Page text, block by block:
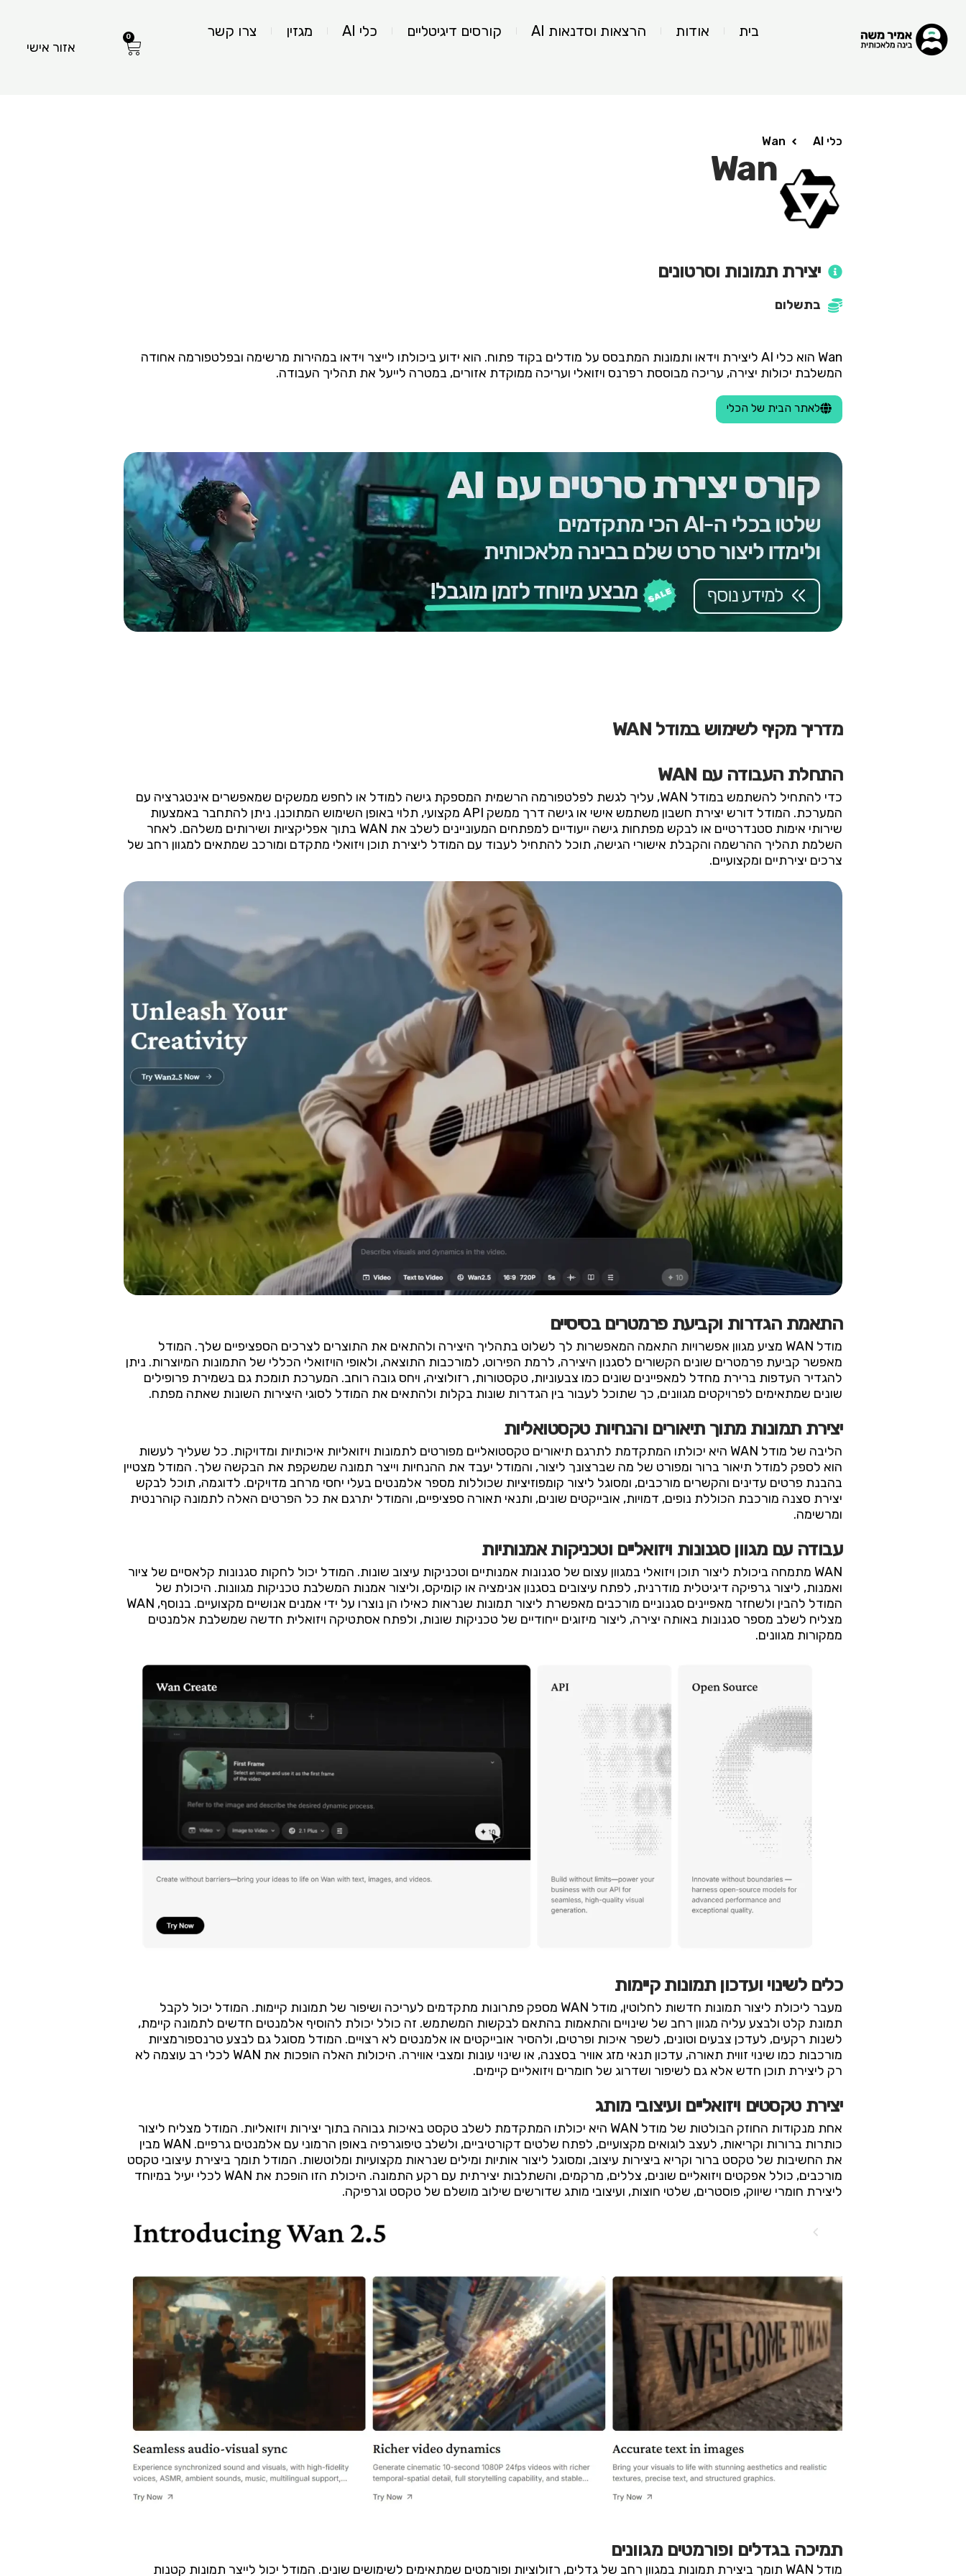
בית אודות הרצאות וסדנאות AI קורסים דיגיטליים כלי AI מגזין צרו קשר 0עגלת אזור אישי
כלי AI Wan
Wan
יצירת תמונות וסרטונים
בתשלום
Wan הוא כלי AI ליצירת וידאו ותמונות המתבסס על מודלים בקוד פתוח. הוא ידוע ביכולתו לייצר וידאו במהירות מרשימה ובפלטפורמה אחודה
המשלבת יכולות יצירה, עריכה מבוססת רפרנס ויזואלי ועריכה ממוקדת אזורים, במטרה לייעל את תהליך העבודה.
לאתר הבית של הכלי
מדריך מקיף לשימוש במודל WAN
התחלת העבודה עם WAN
כדי להתחיל להשתמש במודל WAN, עליך לגשת לפלטפורמה הרשמית המספקת גישה למודל או לחפש ממשקים שמאפשרים אינטגרציה עם
המערכת. המודל דורש יצירת חשבון משתמש אישי או גישה דרך ממשק API מקצועי, תלוי באופן השימוש המתוכנן. ניתן להתחבר באמצעות
שירותי אימות סטנדרטיים או לבקש מפתחות גישה ייעודיים למפתחים המעוניינים לשלב את WAN בתוך אפליקציות ושירותים משלהם. לאחר
השלמת תהליך ההרשמה והקבלת אישורי הגישה, תוכל להתחיל לעבוד עם המודל ליצירת תוכן ויזואלי מתקדם ומורכב שמתאים למגוון רחב של
צרכים יצירתיים ומקצועיים.
התאמת הגדרות וקביעת פרמטרים בסיסיים
מודל WAN מציע מגוון אפשרויות התאמה המאפשרות לך לשלוט בתהליך היצירה ולהתאים את התוצרים לצרכים הספציפיים שלך. המודל
מאפשר קביעת פרמטרים שונים הקשורים לסגנון היצירה, לרמת הפירוט, למורכבות התוצאה, ולאופי הויזואלי הכללי של התמונות המיוצרות. ניתן
להגדיר העדפות ברירת מחדל למאפיינים שונים כמו צבעוניות, טקסטורות, רזולוציה, ויחס גובה רוחב. המערכת תומכת גם בשמירת פרופילים
שונים שמתאימים לפרויקטים מגוונים, כך שתוכל לעבור בין הגדרות שונות בקלות ולהתאים את המודל לסוגי היצירות השונות שאתה מפתח.
יצירת תמונות מתוך תיאורים והנחיות טקסטואליות
הליבה של מודל WAN היא יכולתו המתקדמת לתרגם תיאורים טקסטואליים מפורטים לתמונות ויזואליות איכותיות ומדויקות. כל שעליך לעשות
הוא לספק למודל תיאור ברור ומפורט של מה שברצונך ליצור, והמודל יעבד את ההנחיות וייצר תמונה שמשקפת את הבקשה שלך. המודל מצטיין
בהבנת פרטים עדינים והקשרים מורכבים, ומסוגל ליצור קומפוזיציות שכוללות מספר אלמנטים בעלי יחסי מרחב מדויקים. לדוגמה, תוכל לבקש
יצירת סצנה מורכבת הכוללת נופים, דמויות, אובייקטים שונים, ותנאי תאורה ספציפיים, והמודל יתרגם את כל הפרטים האלה לתמונה קוהרנטית
ומרשימה.
עבודה עם מגוון סגנונות ויזואליים וטכניקות אמנותיות
WAN מתמחה ביכולת ליצור תוכן ויזואלי במגוון עצום של סגנונות אמנותיים וטכניקות עיצוב שונות. המודל יכול לחקות סגנונות קלאסיים של ציור
ואמנות, ליצור גרפיקה דיגיטלית מודרנית, לפתח עיצובים בסגנון אנימציה או קומיקס, וליצור אמנות המשלבת טכניקות מגוונות. היכולת של
המודל להבין ולשחזר מאפיינים סגנוניים מורכבים מאפשרת ליצור תמונות שנראות כאילו הן נוצרו על ידי אמנים אנושיים מקצועיים. בנוסף, WAN
מצליח לשלב מספר סגנונות באותה יצירה, ליצור מיזוגים ייחודיים של טכניקות שונות, ולפתח אסתטיקה ויזואלית חדשה שמשלבת אלמנטים
ממקורות מגוונים.
כלים לשינוי ועדכון תמונות קיימות
מעבר ליכולת ליצור תמונות חדשות לחלוטין, מודל WAN מספק פתרונות מתקדמים לעריכה ושיפור של תמונות קיימות. המודל יכול לקבל
תמונת קלט ולבצע עליה מגוון רחב של שינויים והתאמות בהתאם לבקשות המשתמש. זה כולל יכולת להוסיף אלמנטים חדשים לתמונה קיימת,
לשנות רקעים, לעדכן צבעים וטונים, לשפר איכות ופרטים, ולהסיר אובייקטים או אלמנטים לא רצויים. המודל מסוגל גם לבצע טרנספורמציות
מורכבות כמו שינוי זווית תאורה, עדכון תנאי מזג אוויר בסצנה, או שינוי עונות ומצבי אווירה. היכולות האלה הופכות את WAN לכלי רב עוצמה לא
רק ליצירת תוכן חדש אלא גם לשיפור ושדרוג של חומרים ויזואליים קיימים.
יצירת טקסטים ויזואליים ועיצובי מותג
אחת מנקודות החוזק הבולטות של מודל WAN היא יכולתו המתקדמת לשלב טקסט באיכות גבוהה בתוך יצירות ויזואליות. המודל מצליח ליצור
כותרות ברורות וקריאות, לעצב לוגואים מקצועיים, לפתח שלטים דקורטיביים, ולשלב טיפוגרפיה באופן הרמוני עם אלמנטים גרפיים. WAN מבין
את החשיבות של טקסט ברור וקריא ביצירות עיצוב, ומסוגל ליצור אותיות ומילים שנראות מקצועיות ומלוטשות. המודל תומך ביצירת עיצובי טקסט
מורכבים, כולל אפקטים ויזואליים שונים, צללים, מרקמים, והשתלבות יצירתית עם רקע התמונה. היכולת הזו הופכת את WAN לכלי יעיל במיוחד
ליצירת חומרי שיווק, פוסטרים, שלטי חוצות, ועיצובי מותג שדורשים שילוב מושלם של טקסט וגרפיקה.
תמיכה בגדלים ופורמטים מגוונים
מודל WAN תומך ביצירת תמונות במגוון רחב של גדלים, רזולוציות ופורמטים שמתאימים לשימושים שונים. המודל יכול לייצר תמונות קטנות